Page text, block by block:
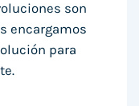
son
encargamos
para